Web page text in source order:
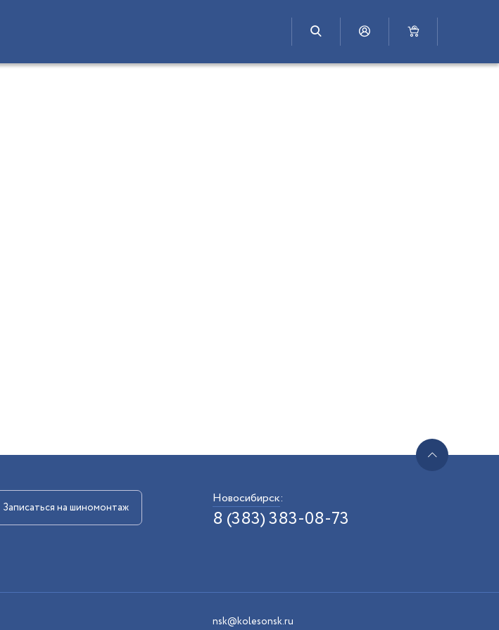
Записаться на шиномонтаж
Новосибирск:
8 (383) 383-08-73
nsk@kolesonsk.ru